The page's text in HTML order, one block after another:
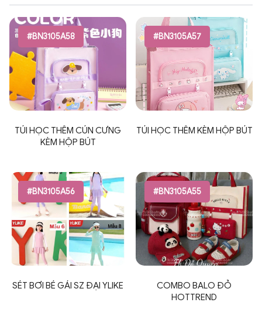
#BN3105A58
TÚI HỌC THÊM CÚN CƯNG
KÈM HỘP BÚT
#BN3105A57
TÚI HỌC THÊM KÈM HỘP BÚT
#BN3105A56
SÉT BƠI BÉ GÁI SZ ĐẠI YLIKE
#BN3105A55
COMBO BALO ĐỎ
HOTTREND